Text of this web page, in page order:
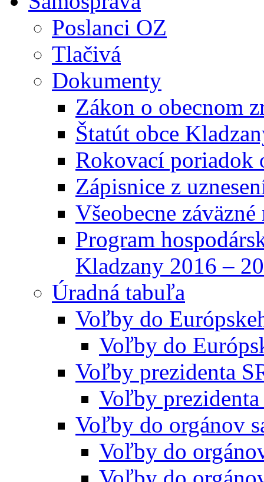
Poslanci OZ
Tlačivá
Dokumenty
Zákon o obecnom
Štatút obce
Rokovací poriadok
Zápisnice z
Všeobecne
Program
Kladzany 2016 –
Úradná tabuľa
Voľby do
Voľby do
Voľby prezidenta
Voľby
Voľby do orgánov
Voľby do